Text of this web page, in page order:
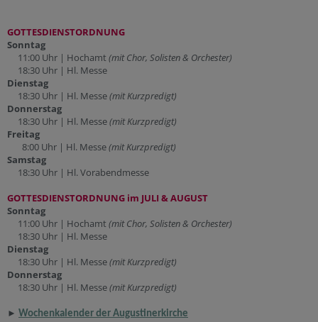
GOTTESDIENSTORDNUNG
Sonntag
11:00 Uhr | Hochamt (mit Chor, Solisten & Orchester)
18:30 Uhr | Hl. Messe
Dienstag
18:30 Uhr | Hl. Messe(mit Kurzpredigt)
Donnerstag
18:30 Uhr | Hl. Messe(mit Kurzpredigt)
Freitag
8:00 Uhr | Hl. Messe(mit Kurzpredigt)
Samstag
18:30 Uhr | Hl. Vorabendmesse
GOTTESDIENSTORDNUNG im JULI & AUGUST
Sonntag
11:00 Uhr | Hochamt (mit Chor, Solisten & Orchester)
18:30 Uhr | Hl. Messe
Dienstag
18:30 Uhr | Hl. Messe(mit Kurzpredigt)
Donnerstag
18:30 Uhr | Hl. Messe(mit Kurzpredigt)
► Wochenkalender der Augustinerkirche